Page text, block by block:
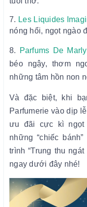
7. Les Liquides
nóng hổi, ngọt ngào
8. Parfums De
béo ngậy, thơm
những tâm hồn non
Và đặc biệt, khi
Parfumerie vào dịp
ưu đãi cực kì ngọt
những “chiếc
trình “Trung thu
ngay dưới đây nhé!